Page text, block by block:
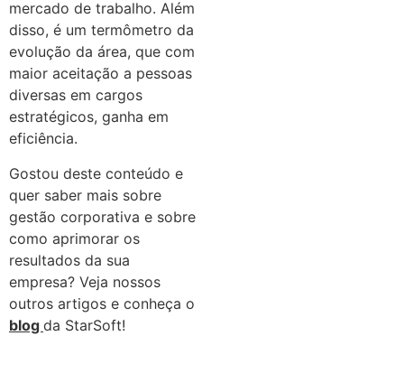
mercado de trabalho. Além
disso, é um termômetro da
evolução da área, que com
maior aceitação a pessoas
diversas em cargos
estratégicos, ganha em
eficiência.
Gostou deste conteúdo e
quer saber mais sobre
gestão corporativa e sobre
como aprimorar os
resultados da sua
empresa? Veja nossos
outros artigos e conheça o
blog da StarSoft!